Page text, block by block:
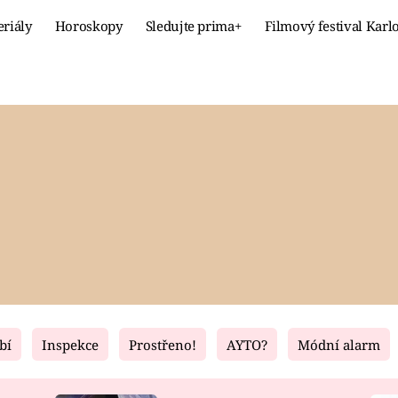
Horoskopy Sledujte prima+ Filmový festival
Fresh Living
Inspekce Prostřeno! AYTO? Módní alarm